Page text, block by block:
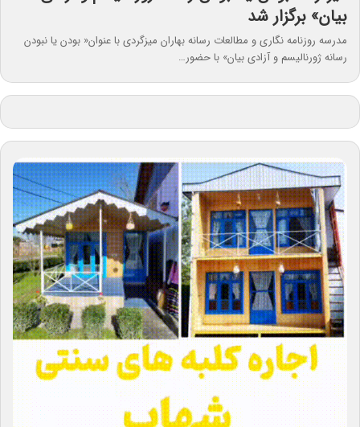
بیان» برگزار شد
مدرسه روزنامه نگاری و مطالعات رسانه بهاران میزگردی با عنوان« بودن یا نبودن
رسانه ژورنالیسم و آزادی بیان» با حضور…